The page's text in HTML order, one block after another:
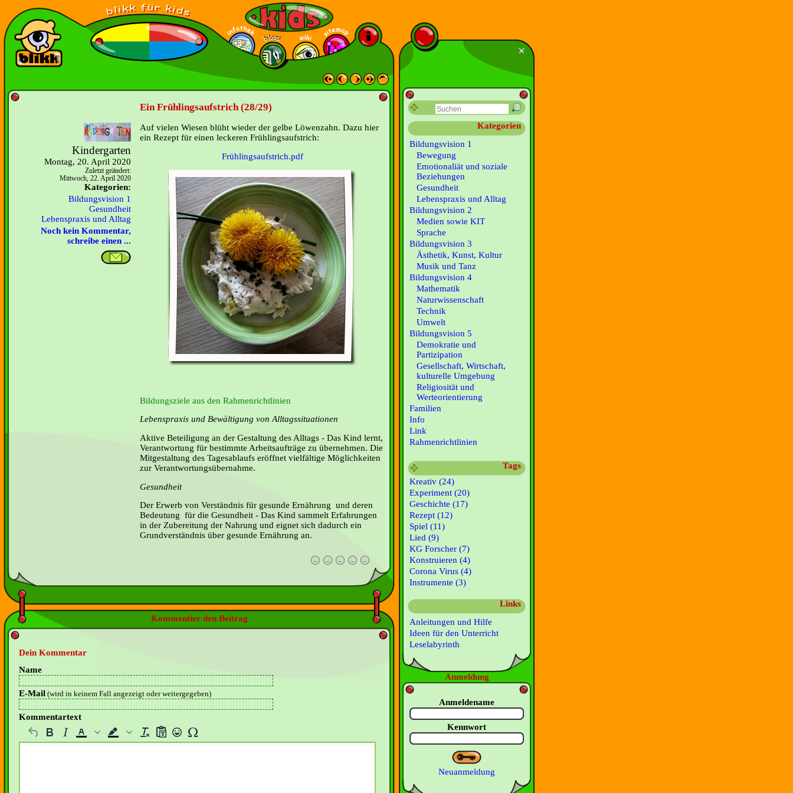
Ein Frühlingsaufstrich (28/29)
Kindergarten
Montag, 20. April 2020
Zuletzt geändert:
Mittwoch, 22. April 2020
Kategorien:
Bildungsvision 1
Gesundheit
Lebenspraxis und Alltag
Noch kein Kommentar,
schreibe einen ...
Auf vielen Wiesen blüht wieder der gelbe Löwenzahn. Dazu hier
ein Rezept für einen leckeren Frühlingsaufstrich:
Frühlingsaufstrich.pdf
Bildungsziele aus den Rahmenrichtlinien
Lebenspraxis und Bewältigung von Alltagssituationen
Aktive Beteiligung an der Gestaltung des Alltags - Das Kind lernt,
Verantwortung für bestimmte Arbeitsaufträge zu übernehmen. Die
Mitgestaltung des Tagesablaufs eröffnet vielfältige Möglichkeiten
zur Verantwortungsübernahme.
Gesundheit
Der Erwerb von Verständnis für gesunde Ernährung und deren
Bedeutung für die Gesundheit - Das Kind sammelt Erfahrungen
in der Zubereitung der Nahrung und eignet sich dadurch ein
Grundverständnis über gesunde Ernährung an.
Kommentier den Beitrag
Dein Kommentar
Name
E-Mail (wird in keinem Fall angezeigt oder weitergegeben)
Kommentartext
Kategorien
Bildungsvision 1
Bewegung
Emotionaliät und soziale
Beziehungen
Gesundheit
Lebenspraxis und Alltag
Bildungsvision 2
Medien sowie KIT
Sprache
Bildungsvision 3
Ästhetik, Kunst, Kultur
Musik und Tanz
Bildungsvision 4
Mathematik
Naturwissenschaft
Technik
Umwelt
Bildungsvision 5
Demokratie und
Partizipation
Gesellschaft, Wirtschaft,
kulturelle Umgebung
Religiosität und
Werteorientierung
Familien
Info
Link
Rahmenrichtlinien
Tags
Kreativ (24)
Experiment (20)
Geschichte (17)
Rezept (12)
Spiel (11)
Lied (9)
KG Forscher (7)
Konstruieren (4)
Corona Virus (4)
Instrumente (3)
Links
Anleitungen und Hilfe
Ideen für den Unterricht
Leselabyrinth
Anmeldung
Anmeldename
Kennwort
Neuanmeldung